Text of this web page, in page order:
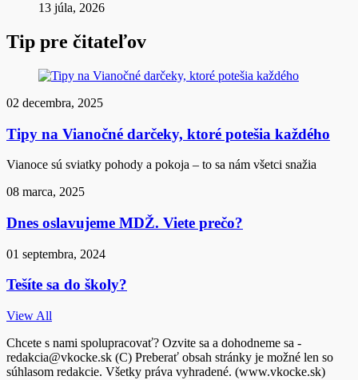
13 júla, 2026
Tip pre čitateľov
02 decembra, 2025
Tipy na Vianočné darčeky, ktoré potešia každého
Vianoce sú sviatky pohody a pokoja – to sa nám všetci snažia
08 marca, 2025
Dnes oslavujeme MDŽ. Viete prečo?
01 septembra, 2024
Tešíte sa do školy?
View All
Chcete s nami spolupracovať? Ozvite sa a dohodneme sa -
redakcia@vkocke.sk (C) Preberať obsah stránky je možné len so
súhlasom redakcie. Všetky práva vyhradené. (www.vkocke.sk)